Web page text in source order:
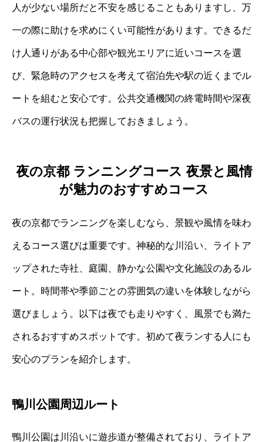
人が少ない場所だと不安を感じることもありますし、万
一の際に助けを求めにくい可能性があります。できるだ
け人通りがある中心部や観光エリアに近いコースを選
び、緊急時のアクセスを考えて宿泊先や駅の近くまでル
ートを組むと安心です。公共交通機関の終電時間や深夜
バスの運行状況も把握しておきましょう。
夜の京都 ランニングコース 夜景と風情
が魅力のおすすめコース
夜の京都でランニングを楽しむなら、景観や風情を味わ
えるコース選びは重要です。神秘的な川沿い、ライトア
ップされた寺社、庭園、静かな公園や文化施設のあるル
ート。時間帯や季節ごとの雰囲気の違いを体験しながら
選びましょう。以下は夜でも走りやすく、風景でも満た
されるおすすめスポットです。初めて夜ランする人にも
安心のプランを紹介します。
鴨川公園周辺ルート
鴨川公園は川沿いに遊歩道が整備されており、ライトア